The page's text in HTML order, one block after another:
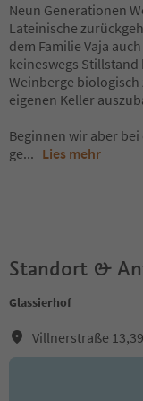
Neun Generationen
Lateinische
dem Familie Vaja
keineswegs
Weinberge
eigenen Keller
Beginnen wir aber bei
ge... Lies mehr
Standort &
Glassierhof
Villnerstraße